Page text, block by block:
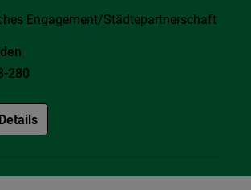
Engagement/Städtepartnerschaft
280
Details